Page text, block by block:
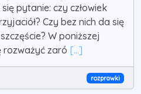
pytanie: czy człowiek
Czy bez nich da się
W poniższej
rozważyć zaró [...]
rozprawki